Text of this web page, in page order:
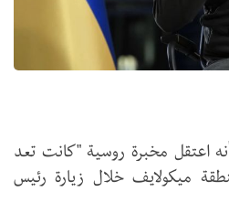
أنه اعتقل مخبرة روسية "كانت تعد
ميكولايف خلال زيارة رئيس